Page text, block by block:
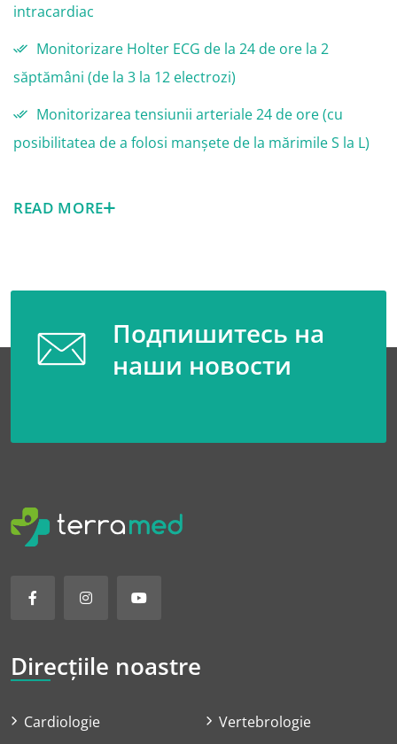
intracardiac
Monitorizare Holter ECG de la 24 de ore la 2
săptămâni (de la 3 la 12 electrozi)
Monitorizarea tensiunii arteriale 24 de ore (cu
posibilitatea de a folosi manșete de la mărimile S la L)
READ MORE
Подпишитесь на
наши новости
Direcțiile noastre
Cardiologie Vertebrologie